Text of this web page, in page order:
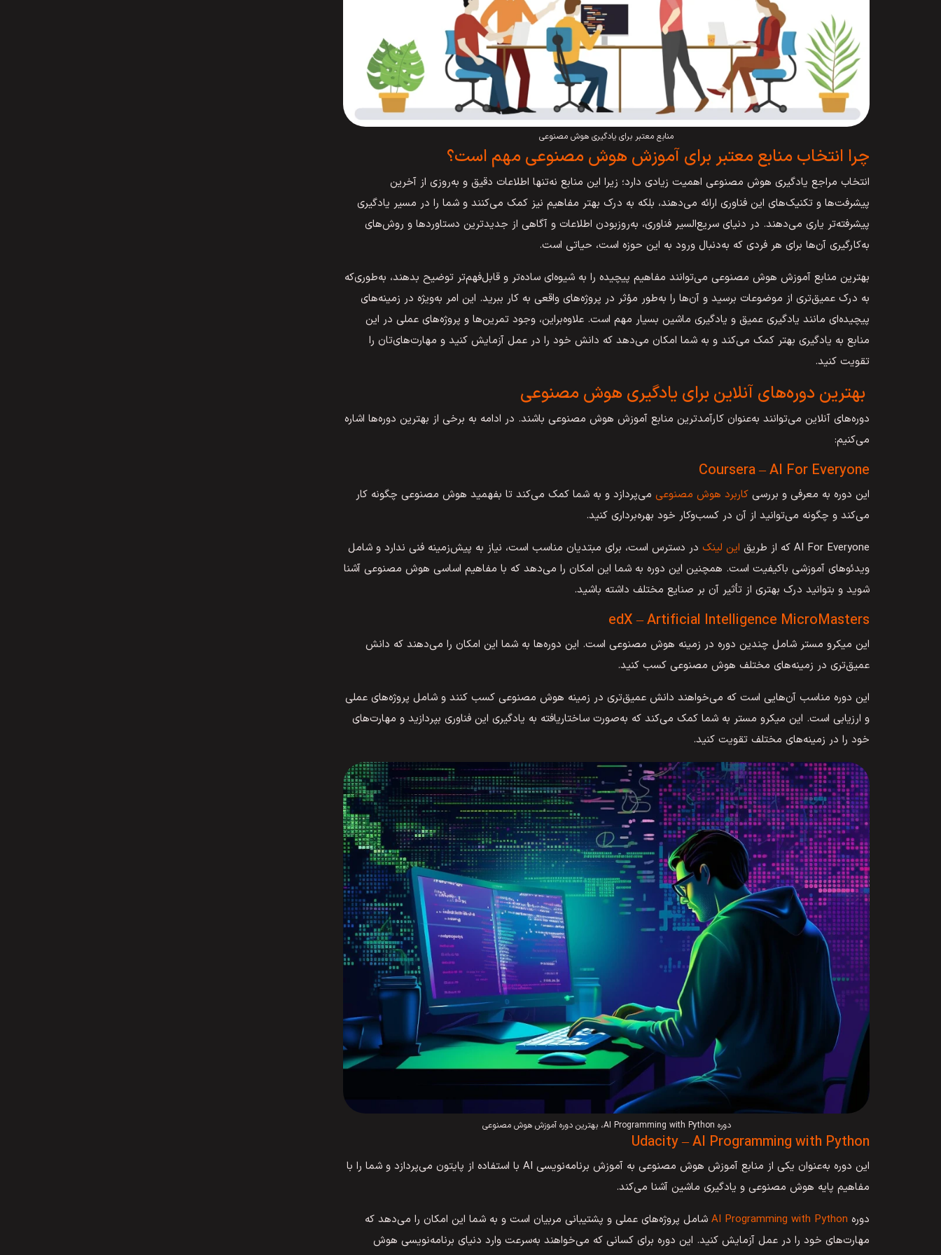
منابع معتبر برای یادگیری هوش مصنوعی
چرا انتخاب منابع معتبر برای آموزش هوش مصنوعی مهم است؟
انتخاب مراجع یادگیری هوش مصنوعی اهمیت زیادی دارد؛ زیرا این منابع نه‌تنها اطلاعات دقیق و به‌روزی از آخرین
پیشرفت‌ها و تکنیک‌های این فناوری ارائه می‌دهند، بلکه به درک بهتر مفاهیم نیز کمک می‌کنند و شما را در مسیر یادگیری
پیشرفته‌تر یاری می‌دهند. در دنیای سریع‌السیر فناوری، به‌روز‌بودن اطلاعات و آگاهی از جدیدترین دستاوردها و روش‌های
به‌کارگیری آن‌ها برای هر فردی که به‌دنبال ورود به این حوزه است، حیاتی است.
بهترین منابع آموزش هوش مصنوعی می‌توانند مفاهیم پیچیده را به شیوه‌ای ساده‌تر و قابل‌فهم‌تر توضیح بدهند، به‌طوری‌که
به درک عمیق‌تری از موضوعات برسید و آن‌ها را به‌طور مؤثر در پروژه‌های واقعی به کار ببرید. این امر به‌ویژه در زمینه‌های
پیچیده‌ای مانند یادگیری عمیق و یادگیری ماشین بسیار مهم است. علاوه‌براین، وجود تمرین‌ها و پروژه‌های عملی در این
منابع به یادگیری بهتر کمک می‌کند و به شما امکان می‌دهد که دانش خود را در عمل آزمایش کنید و مهارت‌های‌تان را
تقویت کنید.
بهترین دوره‌های آنلاین برای یادگیری هوش مصنوعی
دوره‌های آنلاین می‌توانند به‌عنوان کارآمدترین منابع آموزش هوش مصنوعی باشند. در ادامه به برخی از بهترین دوره‌ها اشاره
می‌کنیم:
Coursera – AI For Everyone
این دوره به معرفی و بررسی کاربرد هوش مصنوعی می‌پردازد و به شما کمک می‌کند تا بفهمید هوش مصنوعی چگونه کار
می‌کند و چگونه می‌توانید از آن در کسب‌وکار خود بهره‌برداری کنید.
AI For Everyone که از طریق
این لینک در دسترس است، برای مبتدیان مناسب است، نیاز به پیش‌زمینه فنی ندارد و شامل
ویدئوهای آموزشی باکیفیت است. همچنین این دوره به شما این امکان را می‌دهد که با مفاهیم اساسی هوش مصنوعی آشنا
شوید و بتوانید درک بهتری از تأثیر آن بر صنایع مختلف داشته باشید.
edX – Artificial Intelligence MicroMasters
این میکرو مستر شامل چندین دوره در زمینه هوش مصنوعی است. این دوره‌ها به شما این امکان را می‌دهند که دانش
عمیق‌تری در زمینه‌های مختلف هوش مصنوعی کسب کنید.
این دوره مناسب آن‌هایی است که می‌خواهند دانش عمیق‌تری در زمینه هوش مصنوعی کسب کنند و شامل پروژه‌های عملی
و ارزیابی است. این میکرو مستر به شما کمک می‌کند که به‌صورت ساختاریافته به یادگیری این فناوری بپردازید و مهارت‌های
خود را در زمینه‌های مختلف تقویت کنید.
دوره AI Programming with Python، بهترین دوره آموزش هوش مصنوعی
Udacity – AI Programming with Python
این دوره به‌عنوان یکی از منابع آموزش هوش مصنوعی به آموزش برنامه‌نویسی AI با استفاده از پایتون می‌پردازد و شما را با
مفاهیم پایه هوش مصنوعی و یادگیری ماشین آشنا می‌کند.
دوره AI Programming with Python شامل پروژه‌های عملی و پشتیبانی مربیان است و به شما این امکان را می‌دهد که
مهارت‌های خود را در عمل آزمایش کنید. این دوره برای کسانی که می‌خواهند به‌سرعت وارد دنیای برنامه‌نویسی هوش